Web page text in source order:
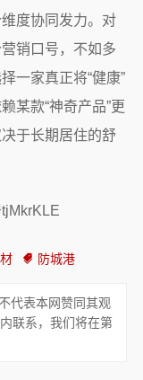
度协同发力。对
销口号，不如多
一家真正将“健康”
某款“神奇产品”更
于长期居住的舒
防城港
代表本网赞同其观
联系，我们将在第